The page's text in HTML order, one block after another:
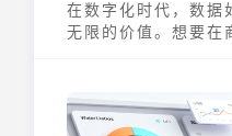
在数字化时代，数据
无限的价值。想要在
法，助您轻松驾驭数
取有价值的洞见，为